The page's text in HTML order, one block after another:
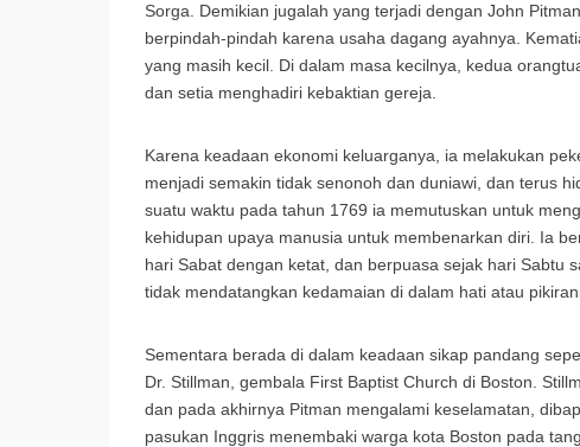
Sorga. Demikian jugalah yang terjadi dengan John
berpindah-pindah karena usaha dagang ayahnya.
yang masih kecil. Di dalam masa kecilnya, kedua
dan setia menghadiri kebaktian gereja.
Karena keadaan ekonomi keluarganya, ia melakukan
menjadi semakin tidak senonoh dan duniawi, dan terus
suatu waktu pada tahun 1769 ia memutuskan untuk
kehidupan upaya manusia untuk membenarkan diri. Ia
hari Sabat dengan ketat, dan berpuasa sejak hari Sabtu
tidak mendatangkan kedamaian di dalam hati atau
Sementara berada di dalam keadaan sikap pandang
Dr. Stillman, gembala First Baptist Church di Boston.
dan pada akhirnya Pitman mengalami keselamatan,
pasukan Inggris menembaki warga kota Boston pada